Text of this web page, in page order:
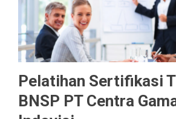
Pelatihan Sertifikasi
BNSP PT Centra